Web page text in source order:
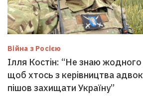
Війна з Росією
Ілля Костін: “Не знаю
щоб хтось з керівництва
пішов захищати Україну”